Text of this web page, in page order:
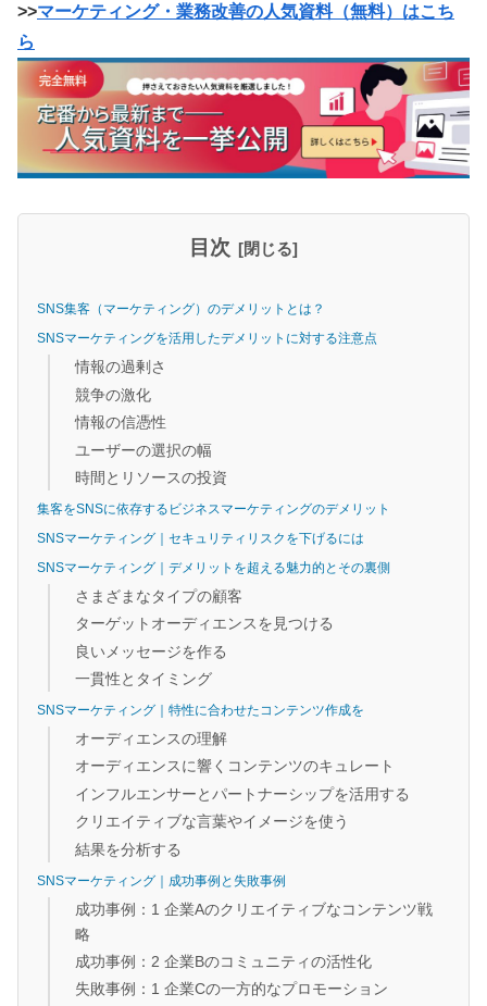
>>マーケティング・業務改善の人気資料（無料）はこち
ら
目次
SNS集客（マーケティング）のデメリットとは？
SNSマーケティングを活用したデメリットに対する注意点
情報の過剰さ
競争の激化
情報の信憑性
ユーザーの選択の幅
時間とリソースの投資
集客をSNSに依存するビジネスマーケティングのデメリット
SNSマーケティング｜セキュリティリスクを下げるには
SNSマーケティング｜デメリットを超える魅力的とその裏側
さまざまなタイプの顧客
ターゲットオーディエンスを見つける
良いメッセージを作る
一貫性とタイミング
SNSマーケティング｜特性に合わせたコンテンツ作成を
オーディエンスの理解
オーディエンスに響くコンテンツのキュレート
インフルエンサーとパートナーシップを活用する
クリエイティブな言葉やイメージを使う
結果を分析する
SNSマーケティング｜成功事例と失敗事例
成功事例：1 企業Aのクリエイティブなコンテンツ戦
略
成功事例：2 企業Bのコミュニティの活性化
失敗事例：1 企業Cの一方的なプロモーション